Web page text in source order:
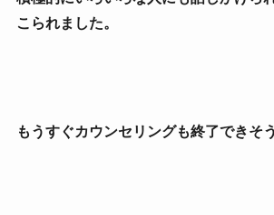
こられました。
もうすぐカウンセリングも終了できそ